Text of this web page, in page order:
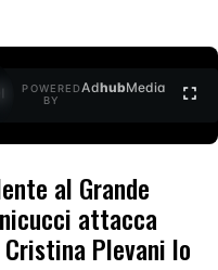
POWERED
BY
AdhubMedia
al Grande
attacca
Plevani lo